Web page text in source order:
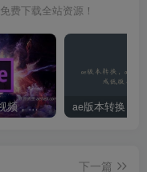
费下载全站资源！
ae真人特效视频，大学生第一次做ppt怎么做
下一篇